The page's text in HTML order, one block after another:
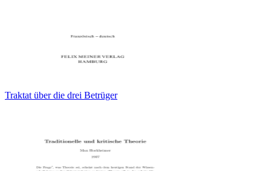
Traktat über die drei Betrüger